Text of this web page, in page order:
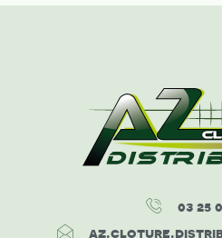
03 25